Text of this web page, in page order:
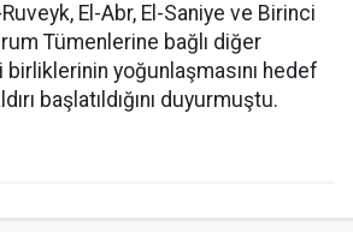
El-Abr, El-Saniye ve Birinci
Tümenlerine bağlı diğer
yoğunlaşmasını hedef
başlatıldığını duyurmuştu.